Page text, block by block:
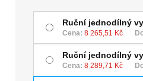
Ruční jednodílný
Cena: 8 265,51 Kč
Ruční jednodílný
Cena: 8 289,71 Kč